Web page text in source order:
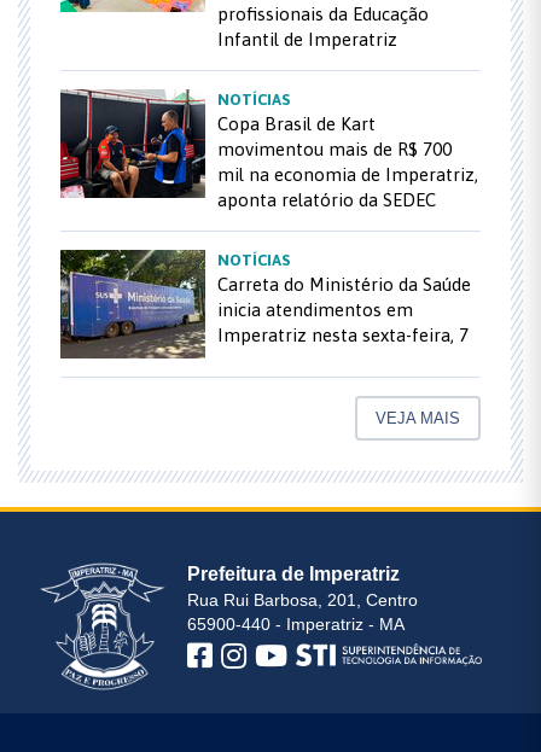
profissionais da Educação
Infantil de Imperatriz
NOTÍCIAS
Copa Brasil de Kart
movimentou mais de R$ 700
mil na economia de Imperatriz,
aponta relatório da SEDEC
NOTÍCIAS
Carreta do Ministério da Saúde
inicia atendimentos em
Imperatriz nesta sexta-feira, 7
VEJA MAIS
Prefeitura de Imperatriz
Rua Rui Barbosa, 201, Centro
65900-440 - Imperatriz - MA